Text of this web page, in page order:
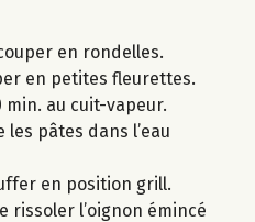
en rondelles.
en petites fleurettes.
min. au cuit-vapeur.
pâtes dans l’eau
en position grill.
rissoler l’oignon émincé